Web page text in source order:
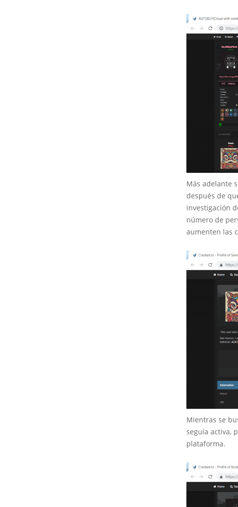
Más adelante
después de
investigación
número de
aumenten las
Mientras se
seguía activa,
plataforma.